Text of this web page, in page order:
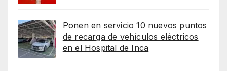
Ponen en servicio 10 nuevos puntos
de recarga de vehículos eléctricos
en el Hospital de Inca